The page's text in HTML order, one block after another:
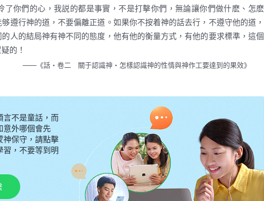
了你們的心，我説的都是事實，不是打擊你們，無論讓你們做什麽、怎麽
遵行神的道，不要偏離正道。如果你不按着神的話去行，不遵守他的道，
人的結局神有神不同的態度，他有他的衡量方式，有他的要求標準，這個
的！
——《話・卷二 關于認識神・怎樣認識神的性情與神作工要達到的果效》
言不是童話，而
意外哪個會先
神保守，請點擊
，不要等到明